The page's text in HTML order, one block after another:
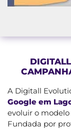
A Digitall
Google em
evoluir o modelo
Fundada por